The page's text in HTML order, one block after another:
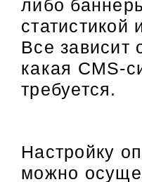
либо
статистикой
Все зависит
какая CMS-
требуется.
Настройку
можно